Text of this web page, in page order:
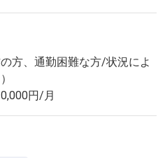
方、通勤困難な方/状況によ
円/月